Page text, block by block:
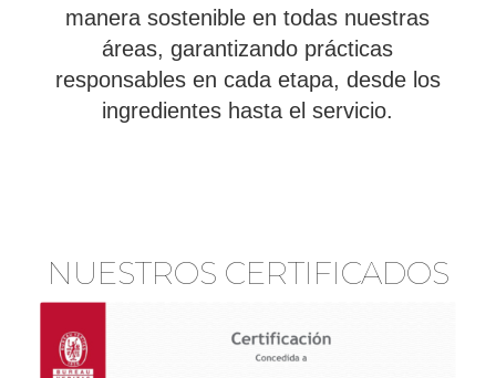
manera sostenible en todas nuestras
áreas, garantizando prácticas
responsables en cada etapa, desde los
ingredientes hasta el servicio.
NUESTROS CERTIFICADOS